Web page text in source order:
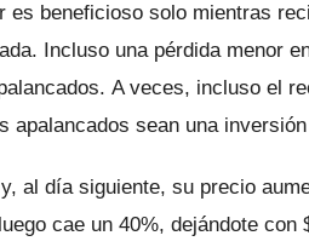
beneficioso solo mientras
Incluso una pérdida menor
A veces, incluso el
apalancados sean una
al día siguiente, su precio
cae un 40%, dejándote con